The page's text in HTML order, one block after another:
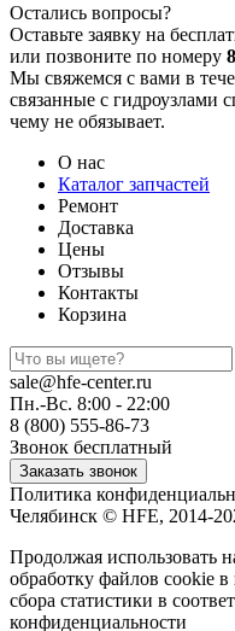
Остались вопросы?
Оставьте заявку на
или позвоните по номеру
Мы свяжемся с вами в
связанные с гидроузлами
чему не обязывает.
О нас
Каталог запчастей
Ремонт
Доставка
Цены
Отзывы
Контакты
Корзина
sale@hfe-center.ru
Пн.-Вс. 8:00 - 22:00
8 (800) 555-86-73
Звонок бесплатный
Политика
Челябинск © HFE, 2014-
Продолжая использовать
обработку файлов cookie
сбора статистики в
конфиденциальности